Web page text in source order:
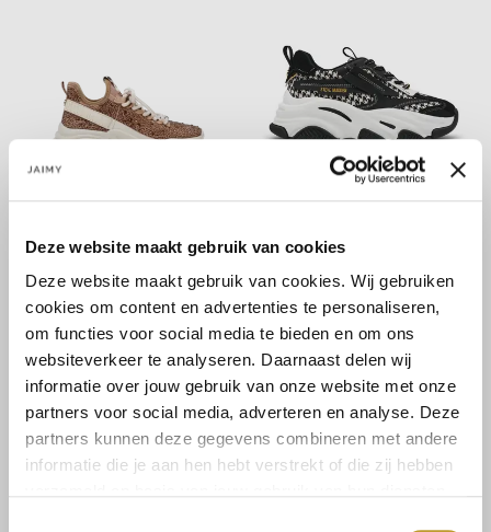
Deze website maakt gebruik van cookies
Deze website maakt gebruik van cookies. Wij gebruiken
cookies om content en advertenties te personaliseren,
om functies voor social media te bieden en om ons
websiteverkeer te analyseren. Daarnaast delen wij
informatie over jouw gebruik van onze website met onze
partners voor social media, adverteren en analyse. Deze
partners kunnen deze gegevens combineren met andere
informatie die je aan hen hebt verstrekt of die zij hebben
Maxilla-R sneaker BUFF
€119,99
STEVE MADDEN
Possession-E sneaker
€119,99